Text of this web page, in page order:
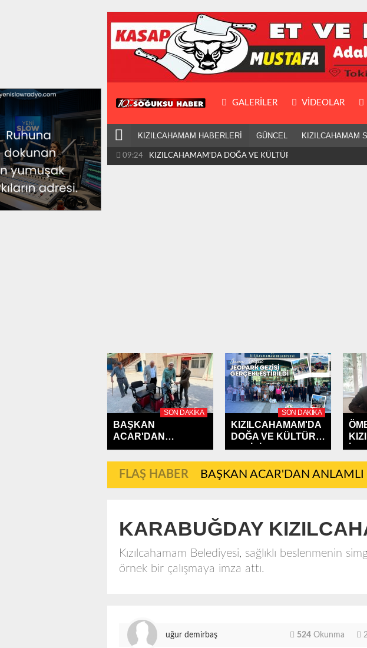
GALERILER VIDEOLAR
KIZILCAHAMAM HABERLERİ GÜNCEL KIZILCAHAMAM
09:24 KIZILCAHAMAM'DA DOĞA VE KÜLTÜR GEZİSİ
SON DAKIKA
BAŞKAN
ACAR'DAN
ANLAMLI DESTEK
SON DAKIKA
KIZILCAHAMAM'DA
DOĞA VE KÜLTÜR
GEZİSİ
FLAŞ HABER BAŞKAN ACAR'DAN ANLAMLI
KARABUĞDAY
Kızılcahamam Belediyesi, sağlıklı beslenmenin
örnek bir çalışmaya imza attı.
uğur demirbaş 524 Okunma